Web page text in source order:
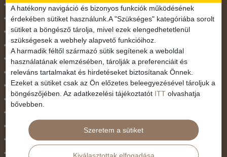
Ázsia
Csendes-Óceáni Szigetvilág
Dél-Afrika
Dél-Amerika
Dél-Európa
Észak-Afrika
Észak-Amerika
Észak-Európa
Kelet-Európa
Közel-Kelet
Közép-Amerika
A hatékony navigáció és bizonyos funkciók működésének
érdekében sütiket használunk.A "Szükséges" kategóriába sorolt
sütiket a böngésző tárolja, mivel ezek elengedhetetlenül
szükségesek a webhely alapvető funkcióihoz.
A harmadik féltől származó sütik segítenek a weboldal
használatának elemzésében, tárolják a preferenciáit és
releváns tartalmakat és hirdetéseket biztosítanak Önnek.
Ezeket a sütiket csak az Ön előzetes beleegyezésével tároljuk a
böngészőjében. Az adatkezelési tájékoztatót ITT olvashatja
bővebben.
Szeretem a sütiket
Kiválasztottak elfogadása